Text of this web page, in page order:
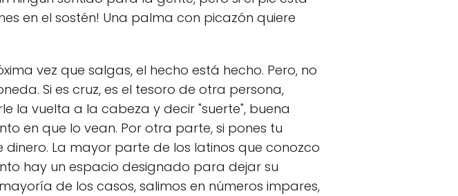
en el sostén! Una palma con picazón quiere
vez que salgas, el hecho está hecho. Pero, no
Si es cruz, es el tesoro de otra persona,
la vuelta a la cabeza y decir "suerte", buena
en que lo vean. Por otra parte, si pones tu
La mayor parte de los latinos que conozco
hay un espacio designado para dejar su
de los casos, salimos en números impares,